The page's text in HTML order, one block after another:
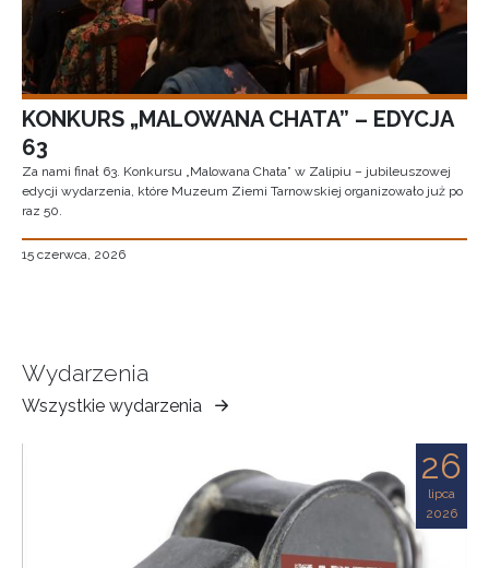
KONKURS „MALOWANA CHATA” – EDYCJA
63
Za nami finał 63. Konkursu „Malowana Chata” w Zalipiu – jubileuszowej
edycji wydarzenia, które Muzeum Ziemi Tarnowskiej organizowało już po
raz 50.
15 czerwca, 2026
Wydarzenia
Wszystkie wydarzenia
Muzeum
Ziemi
26
lipca
2026